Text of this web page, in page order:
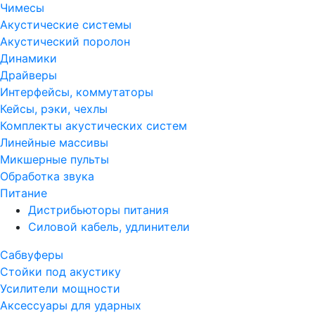
Чимесы
Акустические системы
Акустический поролон
Динамики
Драйверы
Интерфейсы, коммутаторы
Кейсы, рэки, чехлы
Комплекты акустических систем
Линейные массивы
Микшерные пульты
Обработка звука
Питание
Дистрибьюторы питания
Силовой кабель, удлинители
Сабвуферы
Стойки под акустику
Усилители мощности
Аксессуары для ударных